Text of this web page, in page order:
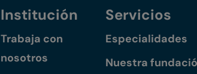
Institución
Trabaja con
nosotros
Servicios
Especialidades
Nuestra